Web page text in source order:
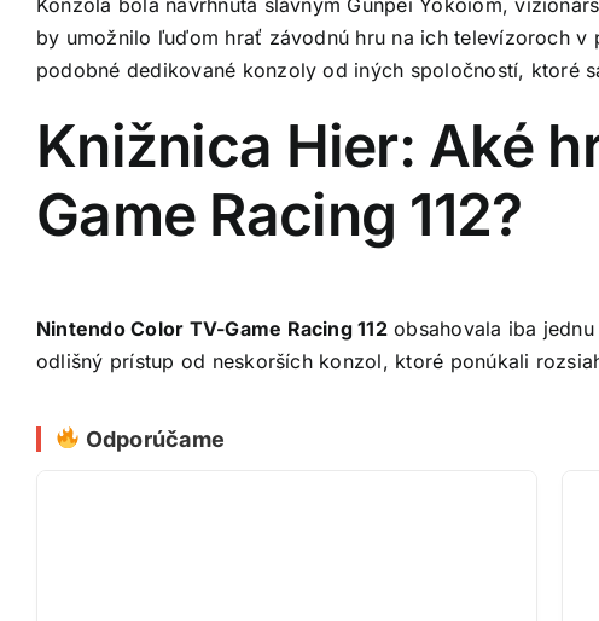
by umožnilo ľuďom hrať závodnú hru na ich televízoroch
podobné dedikované konzoly od iných spoločností, ktoré
Knižnica Hier: Aké
Game Racing 112?
Nintendo Color TV-Game Racing 112obsahovala iba jednu
odlišný prístup od neskorších konzol, ktoré ponúkali
Odporúčame